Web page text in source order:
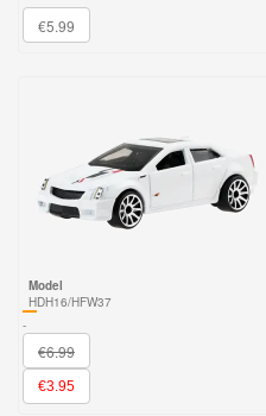
€5.99
Model
HDH16/HFW37
-
€6.99
€3.95